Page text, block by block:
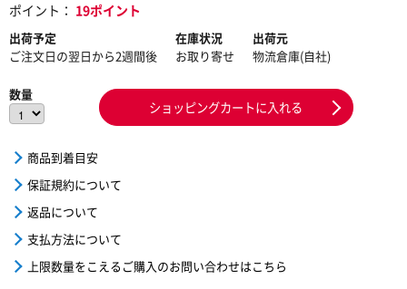
ポイント： 19ポイント
出荷予定
ご注文日の翌日から2週間後
在庫状況
お取り寄せ
出荷元
物流倉庫(自社)
数量
ショッピングカートに入れる
商品到着目安
保証規約について
返品について
支払方法について
上限数量をこえるご購入のお問い合わせはこちら